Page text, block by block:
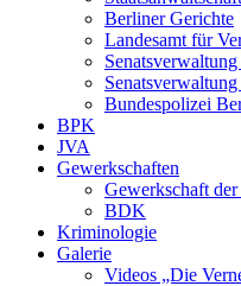
Berliner Gerichte
Landesamt für
Bundespolizei
BPK
JVA
Gewerkschaften
Gewerkschaft
BDK
Kriminologie
Galerie
Videos „Die